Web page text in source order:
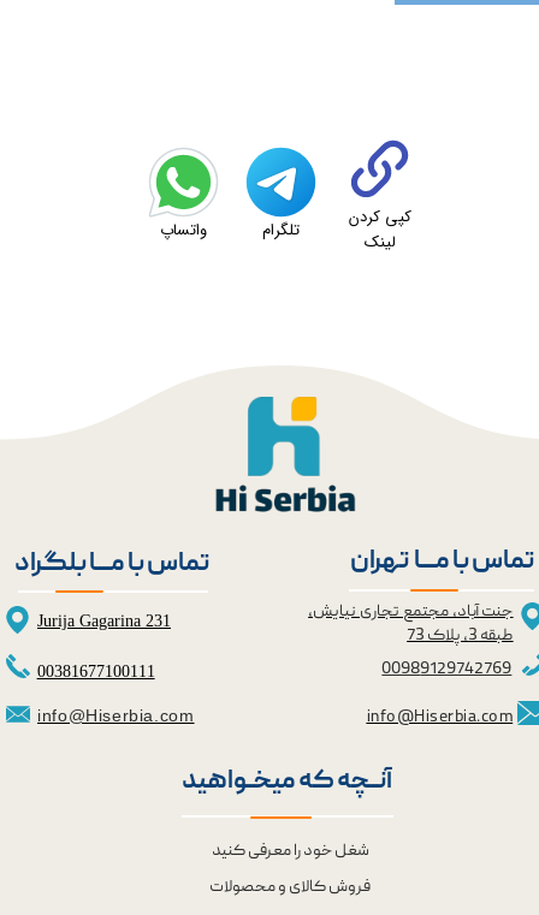
کپی کردن
لینک
تلگرام واتساپ
شغل خود را معرفی کنید
فروش کالای و محصولات
آنــچه که میخــواهید
تماس با مــــا تهران
جنت آباد، مجتمع تجاری نیایش،
طبقه 3، پلاک 73
00989129742769
info@Hiserbia.com
تماس با مــــا بلگراد
Jurija Gagarina 231
info@Hiserbia.com
00381677100111